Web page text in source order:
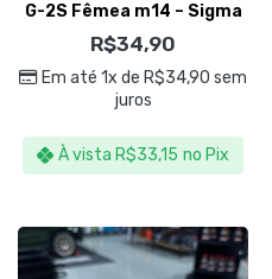
G-2S Fêmea m14 – Sigma
Tools
R$34,90
Em até 1x de R$34,90 sem
juros
À vista R$33,15 no Pix